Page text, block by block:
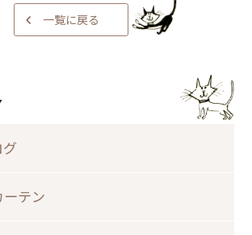
一覧に戻る
グ
ーテン